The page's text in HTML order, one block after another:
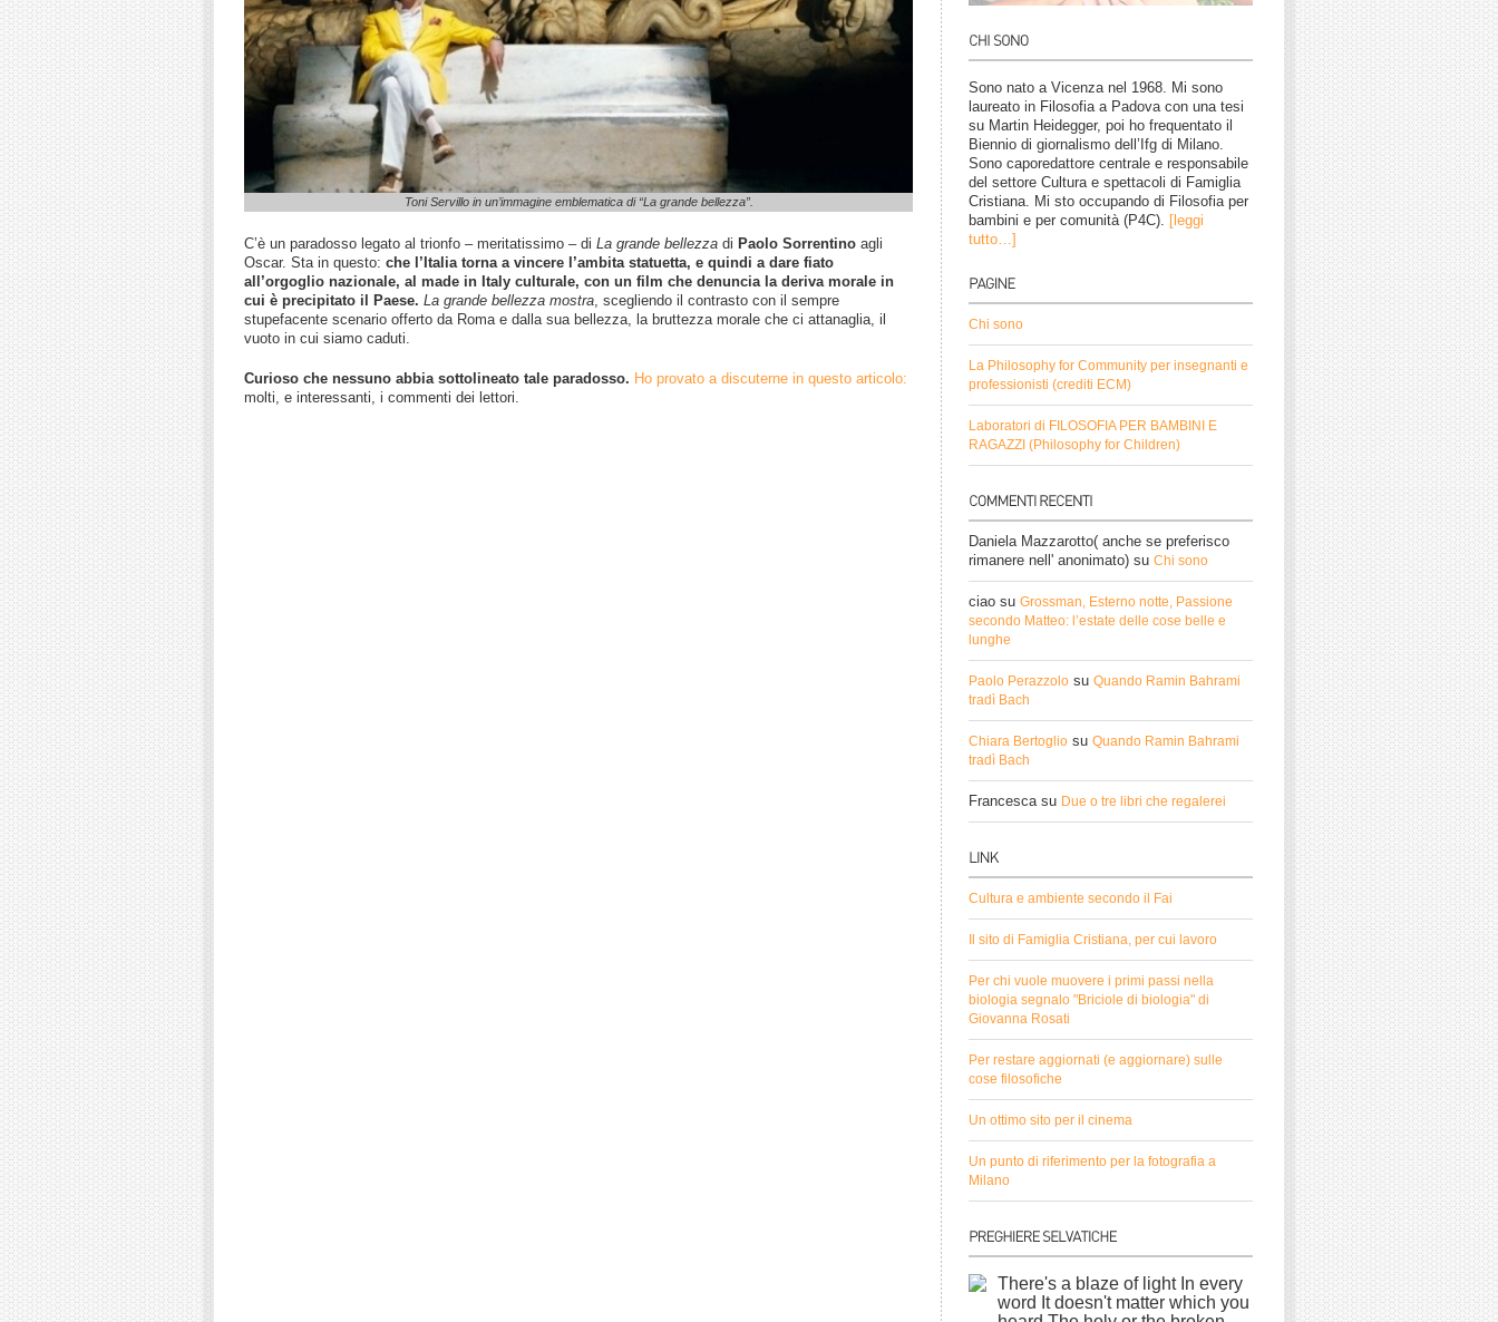
Toni Servillo in un’immagine emblematica di “La grande bellezza”.
C’è un paradosso legato al trionfo – meritatissimo – di La grande bellezza di Paolo Sorrentino agli
Oscar. Sta in questo: che l’Italia torna a vincere l’ambita statuetta, e quindi a dare fiato
all’orgoglio nazionale, al made in Italy culturale, con un film che denuncia la deriva morale in
cui è precipitato il Paese. La grande bellezza mostra , scegliendo il contrasto con il sempre
stupefacente scenario offerto da Roma e dalla sua bellezza, la bruttezza morale che ci attanaglia, il
vuoto in cui siamo caduti.
Curioso che nessuno abbia sottolineato tale paradosso. Ho provato a discuterne in questo articolo:
molti, e interessanti, i commenti dei lettori.
Sono nato a Vicenza nel 1968. Mi sono
laureato in Filosofia a Padova con una tesi
su Martin Heidegger, poi ho frequentato il
Biennio di giornalismo dell’Ifg di Milano.
Sono caporedattore centrale e responsabile
del settore Cultura e spettacoli di Famiglia
Cristiana. Mi sto occupando di Filosofia per
bambini e per comunità (P4C). [leggi
tutto…]
Chi sono
La Philosophy for Community per insegnanti e
professionisti (crediti ECM)
Laboratori di FILOSOFIA PER BAMBINI E
RAGAZZI (Philosophy for Children)
Daniela Mazzarotto( anche se preferisco
rimanere nell' anonimato) su Chi sono
ciao su Grossman, Esterno notte, Passione
secondo Matteo: l’estate delle cose belle e
lunghe
Paolo Perazzolo su Quando Ramin Bahrami
tradì Bach
Chiara Bertoglio su Quando Ramin Bahrami
tradì Bach
Francescasu Due o tre libri che regalerei
Cultura e ambiente secondo il Fai
Il sito di Famiglia Cristiana, per cui lavoro
Per chi vuole muovere i primi passi nella
biologia segnalo "Briciole di biologia" di
Giovanna Rosati
Per restare aggiornati (e aggiornare) sulle
cose filosofiche
Un ottimo sito per il cinema
Un punto di riferimento per la fotografia a
Milano
There's a blaze of light In every
word It doesn't matter which you